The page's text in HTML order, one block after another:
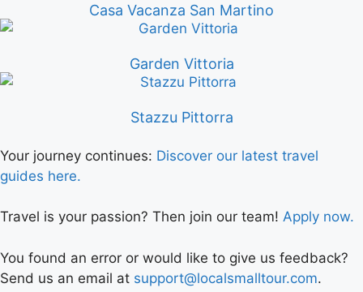
Casa Vacanza San Martino
Garden Vittoria
Stazzu Pittorra
Your journey continues: Discover our latest travel
guides here.
Travel is your passion? Then join our team! Apply now.
You found an error or would like to give us feedback?
Send us an email at support@localsmalltour.com.